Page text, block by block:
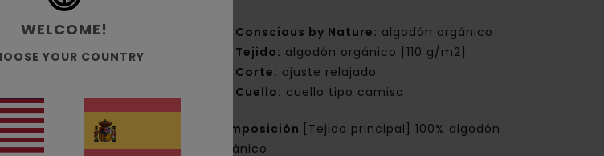
Conscious by Nature: algodón orgánico
Tejido: algodón orgánico [110 g/m2]
Corte: ajuste relajado
Cuello: cuello tipo camisa
Composición
[Tejido principal] 100% algodón
orgánico
WELCOME!
YOUR COUNTRY